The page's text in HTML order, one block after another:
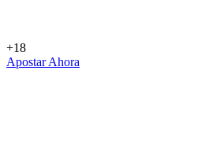
+18
Apostar Ahora